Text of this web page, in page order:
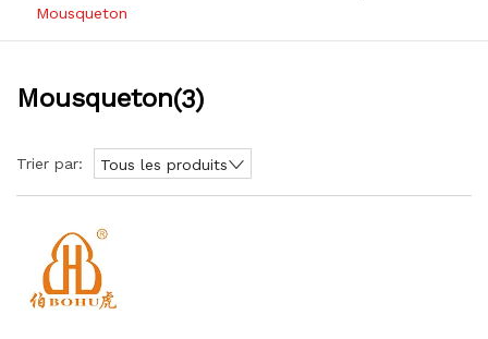
Mousqueton
Mousqueton(3)
Trier par: Tous les produits